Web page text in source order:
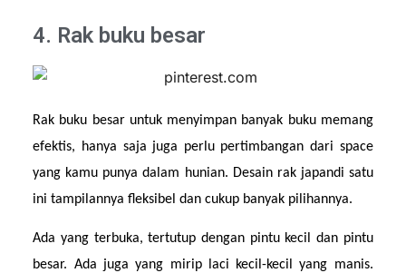
4. Rak buku besar
Rak buku besar untuk menyimpan banyak buku memang
efektis, hanya saja juga perlu pertimbangan dari space
yang kamu punya dalam hunian. Desain rak japandi satu
ini tampilannya fleksibel dan cukup banyak pilihannya.
Ada yang terbuka, tertutup dengan pintu kecil dan pintu
besar. Ada juga yang mirip laci kecil-kecil yang manis.